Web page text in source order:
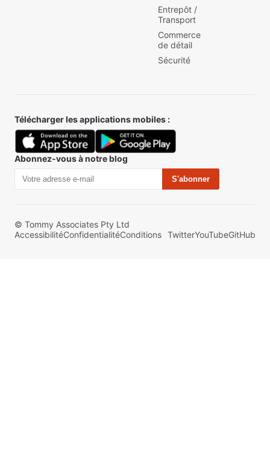
Entrepôt /
Transport
Commerce
de détail
Sécurité
Télécharger les applications mobiles :
Abonnez-vous à notre blog
S'abonner
© Tommy Associates Pty Ltd
AccessibilitéConfidentialitéConditions TwitterYouTubeGitHub